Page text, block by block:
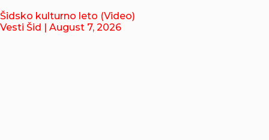
Šidsko kulturno leto (Video)
Vesti Šid | August 7, 2026